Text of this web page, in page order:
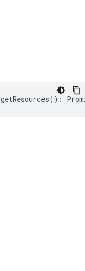
getResources() :